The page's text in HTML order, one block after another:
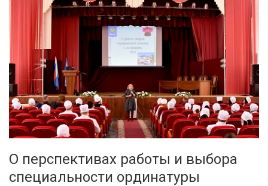
О перспективах работы и выбора
специальности ординатуры